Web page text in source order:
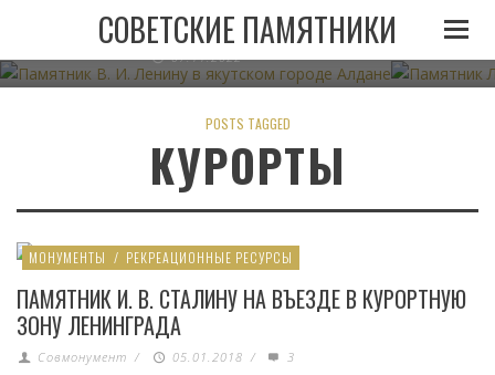
СОВЕТСКИЕ ПАМЯТНИКИ
ПАМЯТНИК В. И. ЛЕНИНУ В ЯКУТСКОМ ГОРОДЕ
АЛДАНЕ
07.11.2022
POSTS TAGGED
КУРОРТЫ
МОНУМЕНТЫ / РЕКРЕАЦИОННЫЕ РЕСУРСЫ
ПАМЯТНИК И. В. СТАЛИНУ НА ВЪЕЗДЕ В КУРОРТНУЮ
ЗОНУ ЛЕНИНГРАДА
Совмонумент / 05.01.2018 / 3